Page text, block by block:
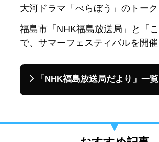
大河ドラマ「べらぼう」のトー
福島市「NHK福島放送局」と「こ
で、サマーフェスティバルを開催
「NHK福島放送局だより」一